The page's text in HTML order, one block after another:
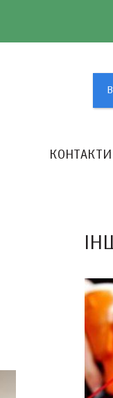
КОНТАКТИ